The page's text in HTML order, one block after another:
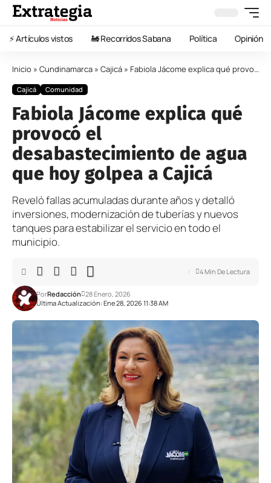
⚡️ Artículos vistos 🚂 Recorridos Sabana Política Opinión
Inicio » Cundinamarca » Cajicá » Fabiola Jácome explica qué provocó el desabastecimiento de agua que hoy golpea a Cajicá
Cajicá Comunidad
Fabiola Jácome explica qué
provocó el
desabastecimiento de agua
que hoy golpea a Cajicá
Reveló fallas acumuladas durante años y detalló
inversiones, modernización de tuberías y nuevos
tanques para estabilizar el servicio en todo el
municipio.
Última Actualización: Ene 28, 2026 11:38 AM
PorRedacción 28 Enero, 2026
4 Min De Lectura